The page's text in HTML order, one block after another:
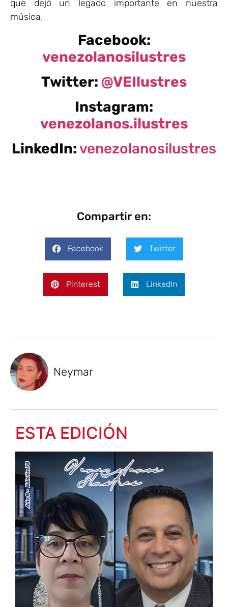
que dejó un legado importante en nuestra
música.
Facebook:
venezolanosilustres
Twitter: @VEIlustres
Instagram:
venezolanos.ilustres
LinkedIn:venezolanosilustres
Compartir en:
Facebook Twitter
Pinterest LinkedIn
Neymar
ESTA EDICIÓN